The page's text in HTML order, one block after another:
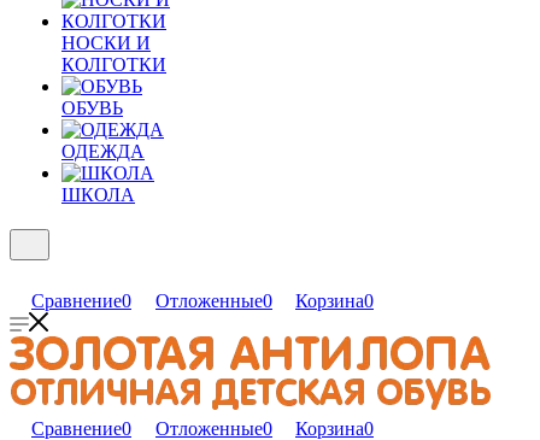
НОСКИ И
КОЛГОТКИ
ОБУВЬ
ОДЕЖДА
ШКОЛА
Сравнение0 Отложенные0 Корзина0
Сравнение0 Отложенные0 Корзина0